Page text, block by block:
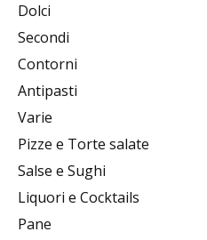
Dolci
Secondi
Contorni
Antipasti
Varie
Pizze e Torte salate
Salse e Sughi
Liquori e Cocktails
Pane